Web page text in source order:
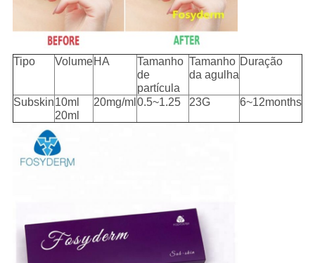
Tipo VolumeHA
Tamanho
de
partícula
Tamanho
da agulha
Duração
Subskin10ml
20ml
20mg/ml 0.5~1.25 23G 6~12months